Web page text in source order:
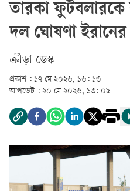
তারকা ফুটবলারকে
দল ঘোষণা ইরানের
ক্রীড়া ডেস্ক
প্রকাশ : ১৭ মে ২০২৬, ১৬: ১৩
আপডেট : ২০ মে ২০২৬, ১৩: ০৯